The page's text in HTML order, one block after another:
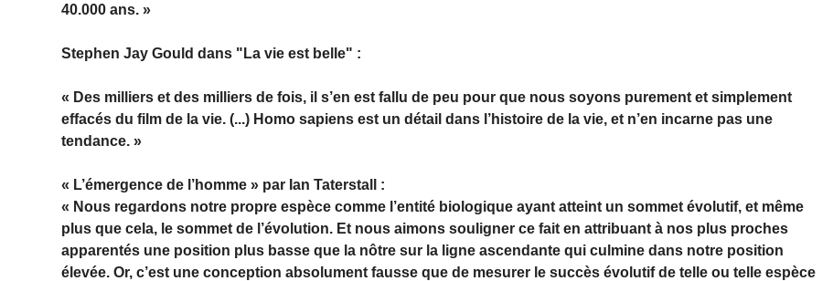
40.000 ans. »
Stephen Jay Gould dans "La vie est belle" :
« Des milliers et des milliers de fois, il s’en est fallu de peu pour que nous soyons purement et simplement
effacés du film de la vie. (...) Homo sapiens est un détail dans l’histoire de la vie, et n’en incarne pas une
tendance. »
« L’émergence de l’homme » par Ian Taterstall :
« Nous regardons notre propre espèce comme l’entité biologique ayant atteint un sommet évolutif, et même
plus que cela, le sommet de l’évolution. Et nous aimons souligner ce fait en attribuant à nos plus proches
apparentés une position plus basse que la nôtre sur la ligne ascendante qui culmine dans notre position
élevée. Or, c’est une conception absolument fausse que de mesurer le succès évolutif de telle ou telle espèce